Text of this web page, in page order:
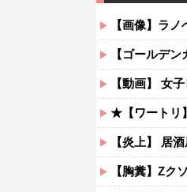
【画像】ラノベ
【ゴールデ
【動画】 女
★【ワートリ
【炎上】 居
【胸糞】Zク